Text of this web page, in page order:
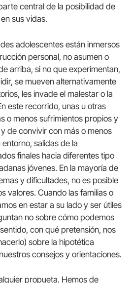
central de la posibilidad de
sus vidas.
adolescentes están inmersos
personal, no asumen o
arriba, si no que experimentan,
se mueven alternativamente
les invade el malestar o la
este recorrido, unas u otras
o menos sufrimientos propios y
de convivir con más o menos
salidas de la
finales hacia diferentes tipo
jóvenes. En la mayoría de
y dificultades, no es posible
valores. Cuando las familias o
en estar a su lado y ser útiles
no sobre cómo podemos
con qué pretensión, nos
sobre la hipotética
consejos y orientaciones.
propueta. Hemos de